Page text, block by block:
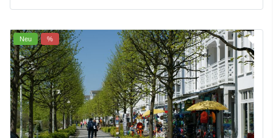
Neu %